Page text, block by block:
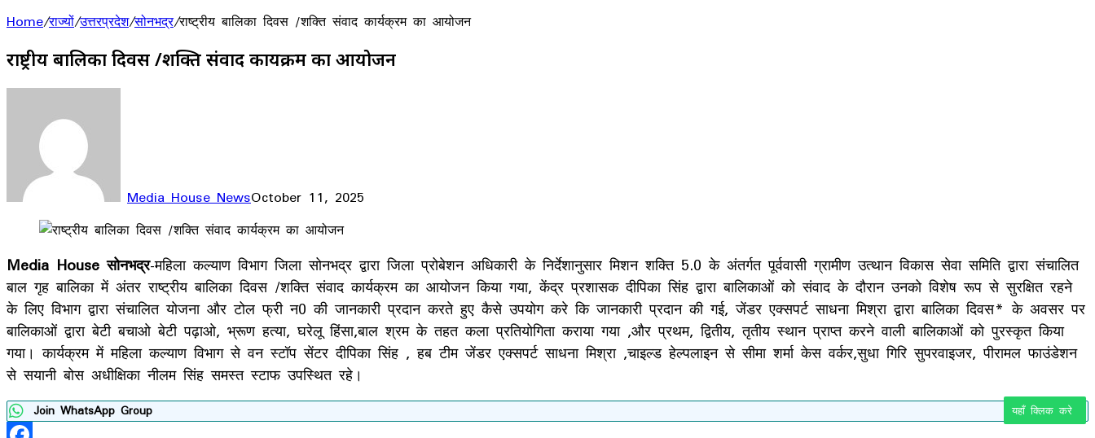
Home/राज्यों/उत्तरप्रदेश/सोनभद्र/राष्ट्रीय बालिका दिवस /शक्ति संवाद कार्यक्रम का आयोजन
राष्ट्रीय बालिका दिवस /शक्ति संवाद कार्यक्रम का आयोजन
Media House NewsOctober 11, 2025
Facebook
LinkedIn
WhatsApp
Telegram
Media House सोनभद्र-महिला कल्याण विभाग जिला सोनभद्र द्वारा जिला प्रोबेशन अधिकारी के निर्देशानुसार मिशन शक्ति 5.0 के अंतर्गत पूर्ववासी ग्रामीण उत्थान विकास सेवा समिति द्वारा संचालित
बाल गृह बालिका में अंतर राष्ट्रीय बालिका दिवस /शक्ति संवाद कार्यक्रम का आयोजन किया गया, केंद्र प्रशासक दीपिका सिंह द्वारा बालिकाओं को संवाद के दौरान उनको विशेष रूप से सुरक्षित रहने
के लिए विभाग द्वारा संचालित योजना और टोल फ्री न0 की जानकारी प्रदान करते हुए कैसे उपयोग करे कि जानकारी प्रदान की गई, जेंडर एक्सपर्ट साधना मिश्रा द्वारा बालिका दिवस* के अवसर पर
बालिकाओं द्वारा बेटी बचाओ बेटी पढ़ाओ, भ्रूण हत्या, घरेलू हिंसा,बाल श्रम के तहत कला प्रतियोगिता कराया गया ,और प्रथम, द्वितीय, तृतीय स्थान प्राप्त करने वाली बालिकाओं को पुरस्कृत किया
गया। कार्यक्रम में महिला कल्याण विभाग से वन स्टॉप सेंटर दीपिका सिंह , हब टीम जेंडर एक्सपर्ट साधना मिश्रा ,चाइल्ड हेल्पलाइन से सीमा शर्मा केस वर्कर,सुधा गिरि सुपरवाइजर, पीरामल फाउंडेशन
से सयानी बोस अधीक्षिका नीलम सिंह समस्त स्टाफ उपस्थित रहे।
Join WhatsApp Group यहाँ क्लिक करे